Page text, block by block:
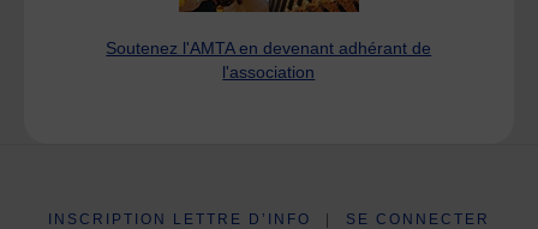
Soutenez l'AMTA en devenant adhérant de
l'association
INSCRIPTION LETTRE D’INFO SE CONNECTER